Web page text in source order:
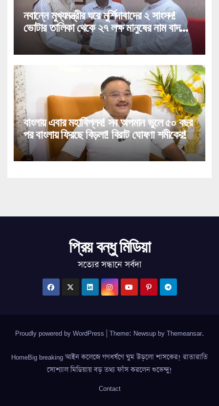
নবান্নে মুখ্যমন্ত্রীর ঘরে মুর্শিদাবাদের ২ সাংসদ!
ভোটার তালিকা থেকে ২৭ লক্ষ মানুষের নাম বাদ
পড়া নিয়ে বিরাট পদক্ষেপ!
বাংলায় এবার মহাবিপ্লব! সব অপমান ভুলে ৫০ বছর
পর বাংলায় ফিরছে বিড়লা! বিরাট ঘোষণা শমীকের!
প্রিয় বন্ধু মিডিয়া
সত্যের সন্ধানে সর্বদা
Proudly powered by WordPress Theme: Newsup by Themeansar.
HomeBig breaking আইন কলেজে গণধর্ষণে ঘুম উড়লো শাসকের! রাতারাতি
সোশ্যাল মিডিয়ায় বড় তথ্য ফাঁস করলেন শুভেন্দু!
Contact